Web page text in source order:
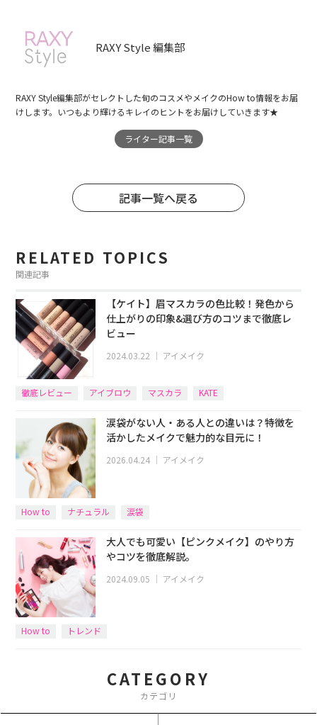
RAXY Style 編集部
RAXY Style編集部がセレクトした旬のコスメやメイクのHow to情報をお届
けします。いつもより輝けるキレイのヒントをお届けしていきます★
ライター記事一覧
記事一覧へ戻る
RELATED TOPICS
関連記事
【ケイト】眉マスカラの色比較！発色から
仕上がりの印象&選び方のコツまで徹底レ
ビュー
2024.03.22 ｜ アイメイク
徹底レビュー アイブロウ マスカラ KATE
涙袋がない人・ある人との違いは？特徴を
活かしたメイクで魅力的な目元に！
2026.04.24 ｜ アイメイク
How to ナチュラル 涙袋
大人でも可愛い【ピンクメイク】のやり方
やコツを徹底解説。
2024.09.05 ｜ アイメイク
How to トレンド
CATEGORY
カテゴリ